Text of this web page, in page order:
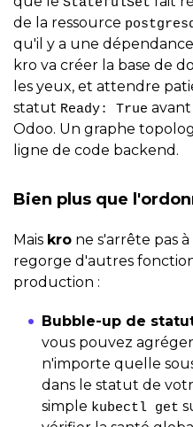
StatefulSet
de la ressource
qu'il y a une
kro va créer la base de
les yeux, et attendre
statut Ready: True
Odoo. Un graphe
ligne de code backend.
Bien plus que
Mais kro ne s'arrête pas
regorge d'autres
production :
Bubble-up de
vous pouvez
n'importe quelle
dans le statut de
simple kubectl get